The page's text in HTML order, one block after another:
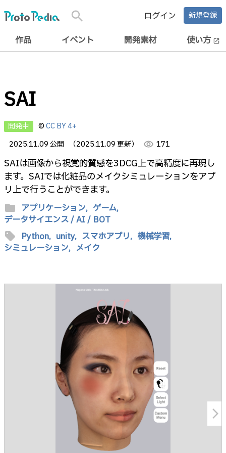
search ログイン 新規登録
作品 イベント 開発素材 使い方 open_in_new
SAI
開発中 ©CC BY 4+
2025.11.09 公開
（2025.11.09 更新） visibility 171
SAIは画像から視覚的質感を3DCG上で高精度に再現し
ます。SAIでは化粧品のメイクシミュレーションをアプ
リ上で行うことができます。
folder アプリケーション, ゲーム,
データサイエンス / AI / BOT
sell Python, unity, スマホアプリ, 機械学習,
シミュレーション, メイク
arrow_forward_ios